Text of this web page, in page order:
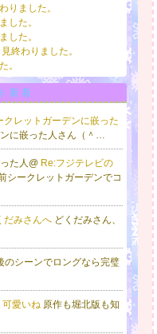
りました。
した。
した。
終わりました。
。
新着
クレットガーデンに嵌った
に嵌った人さん（＾…
た人@ Re:フジテレビの
シークレットガーデンでコ
だみさんへ どくだみさん、
のシーンでロングなら完璧
可愛いね 原作も堀北版も知